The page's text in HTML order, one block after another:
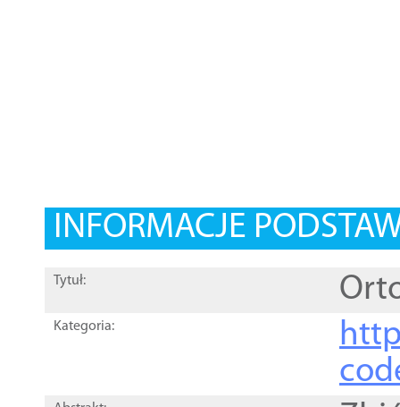
INFORMACJE
Tytuł:
Kategoria: